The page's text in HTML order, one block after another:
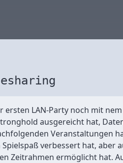
ersten LAN-Party noch mit nem
ausgereicht hat,
Veranstaltungen
verbessert hat, aber
Zeitrahmen ermöglicht hat.